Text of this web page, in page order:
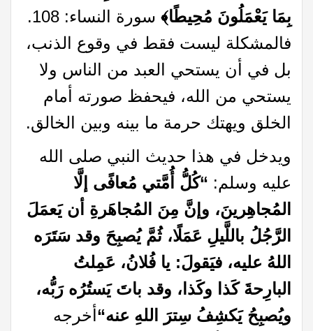
بِمَا يَعْمَلُونَ مُحِيطًا﴾
سورة النساء: 108.
فالمشكلة ليست فقط في وقوع الذنب،
بل في أن يستحي العبد من الناس ولا
يستحي من الله، فيحفظ صورته أمام
الخلق ويهتك حرمة ما بينه وبين الخالق.
ويدخل في هذا حديث النبي صلى الله
عليه وسلم: “كُلُّ أُمَّتي مُعافًى إلَّا
المُجاهِرينَ، وإنَّ مِنَ المُجاهَرةِ أن يَعمَلَ
الرَّجُلُ باللَّيلِ عَمَلًا، ثُمَّ يُصبِحَ وقد سَتَرَه
اللهُ عليه، فيَقولَ: يا فُلانُ، عَمِلتُ
البارِحةَ كَذا وكَذا، وقد باتَ يَستُرُه رَبُّه،
ويُصبِحُ يَكشِفُ سِترَ اللهِ عنه“أخرجه